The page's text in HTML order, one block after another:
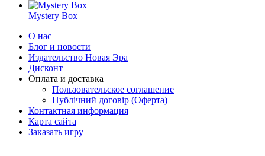
Mystery Box
О нас
Блог и новости
Издательство Новая Эра
Дисконт
Оплата и доставка
Пользовательское соглашение
Публічний договір (Оферта)
Контактная информация
Карта сайта
Заказать игру